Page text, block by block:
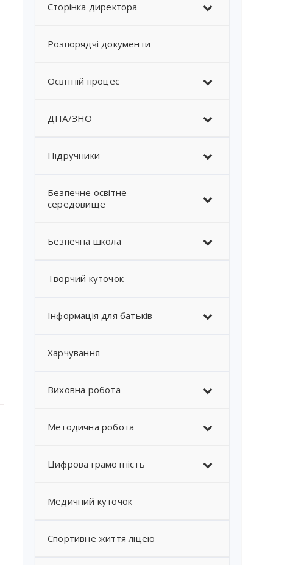
Сторінка директора
Розпорядчі документи
Освітній процес
ДПА/ЗНО
Підручники
Безпечне освітне
середовище
Безпечна школа
Творчий куточок
Інформація для батьків
Харчування
Виховна робота
Методична робота
Цифрова грамотність
Медичний куточок
Спортивне життя ліцею